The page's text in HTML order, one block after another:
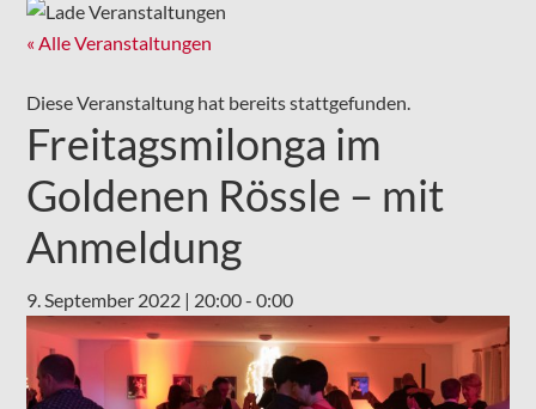
« Alle Veranstaltungen
Diese Veranstaltung hat bereits stattgefunden.
Freitagsmilonga im
Goldenen Rössle – mit
Anmeldung
9. September 2022 | 20:00-0:00